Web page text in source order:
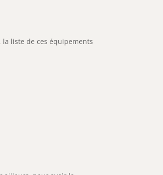
la liste de ces équipements